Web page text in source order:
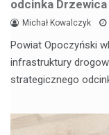
odcinka
Michał Kowalczyk
Powiat Opoczyński
infrastruktury
strategicznego